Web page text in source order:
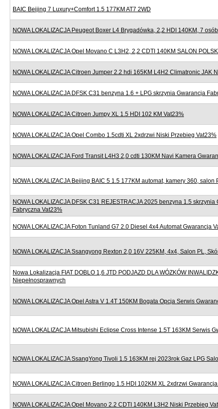
BAIC Beijing 7 Luxury+Comfort 1.5 177KM AT7 2WD
NOWA LOKALIZACJA Peugeot Boxer L4 Brygadówka, 2,2 HDI 140KM, 7
NOWA LOKALIZACJA Opel Movano C L3H2, 2,2 CDTI 140KM SALON
NOWA LOKALIZACJA Citroen Jumper 2.2 hdi 165KM L4H2 Climatronic JAK
NOWA LOKALIZACJA DFSK C31 benzyna 1.6 + LPG skrzynia Gwarancja
NOWA LOKALIZACJA Citroen Jumpy XL 1.5 HDI 102 KM Vat23%
NOWA LOKALIZACJA Opel Combo 1.5cdti XL 2xdrzwi Niski Przebieg Vat23%
NOWA LOKALIZACJA Ford Transit L4H3 2,0 cdti 130KM Navi Kamera
NOWA LOKALIZACJA Beijing BAIC 5 1.5 177KM automat, kamery 360, salon
NOWA LOKALIZACJA DFSK C31 REJESTRACJA 2025 benzyna 1.5 skrzynia
Fabryczna Vat23%
NOWA LOKALIZACJA Foton Tunland G7 2.0 Diesel 4x4 Automat Gwarancja
NOWA LOKALIZACJA Ssangyong Rexton 2,0 16V 225KM, 4x4, Salon PL,
Nowa Lokalizacja FIAT DOBLO 1,6 JTD PODJAZD DLA WÓZKÓW
Niepełnosprawnych
NOWA LOKALIZACJA Opel Astra V 1.4T 150KM Bogata Opcja Serwis
NOWA LOKALIZACJA Mitsubishi Eclipse Cross Intense 1.5T 163KM Serwis
NOWA LOKALIZACJA SsangYong Tivoli 1.5 163KM rej 2023rok Gaz LPG
NOWA LOKALIZACJA Citroen Berlingo 1.5 HDI 102KM XL 2xdrzwi
NOWA LOKALIZACJA Opel Movano 2.2 CDTI 140KM L3H2 Niski Przebieg